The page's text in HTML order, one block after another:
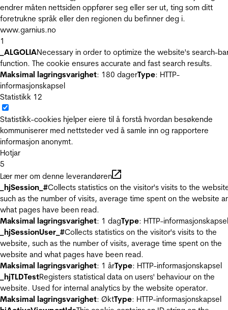
endrer måten nettsiden oppfører seg eller ser ut, ting som ditt
foretrukne språk eller den regionen du befinner deg i.
www.garnius.no
1
_ALGOLIANecessary in order to optimize the website's search-
function. The cookie ensures accurate and fast search results.
Maksimal lagringsvarighet: 180 dagerType: HTTP-
informasjonskapsel
Statistikk 12
Statistikk-cookies hjelper eiere til å forstå hvordan besøkende
kommuniserer med nettsteder ved å samle inn og rapportere
informasjon anonymt.
Hotjar
5
Lær mer om denne leverandøren
_hjSession_#Collects statistics on the visitor's visits to the
such as the number of visits, average time spent on the website
what pages have been read.
Maksimal lagringsvarighet: 1 dagType: HTTP-informasjonskapsel
_hjSessionUser_#Collects statistics on the visitor's visits to the
website, such as the number of visits, average time spent on the
website and what pages have been read.
Maksimal lagringsvarighet: 1 årType: HTTP-informasjonskapsel
_hjTLDTestRegisters statistical data on users' behaviour on the
website. Used for internal analytics by the website operator.
Maksimal lagringsvarighet: ØktType: HTTP-informasjonskapsel